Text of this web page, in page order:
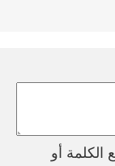
الكلمة أو